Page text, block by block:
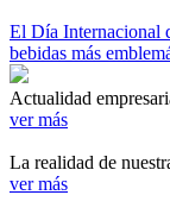
El Día Internacional
bebidas más
Actualidad
ver más
La realidad de
ver más